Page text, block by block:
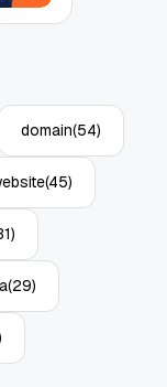
domain(54)
(45)
(29)